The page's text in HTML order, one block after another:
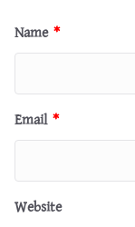
Name *
Email *
Website